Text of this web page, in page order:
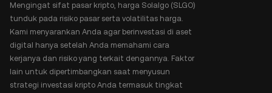
Mengingat sifat pasar kripto, harga Solalgo (SLGO)
tunduk pada risiko pasar serta volatilitas harga.
Kami menyarankan Anda agar berinvestasi di aset
digital hanya setelah Anda memahami cara
kerjanya dan risiko yang terkait dengannya. Faktor
lain untuk dipertimbangkan saat menyusun
strategi investasi kripto Anda termasuk tingkat